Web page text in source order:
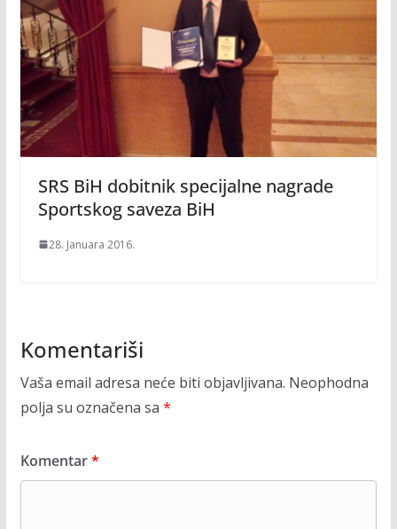
SRS BiH dobitnik specijalne nagrade
Sportskog saveza BiH
28. Januara 2016.
Komentariši
Vaša email adresa neće biti objavljivana. Neophodna
polja su označena sa *
Komentar*